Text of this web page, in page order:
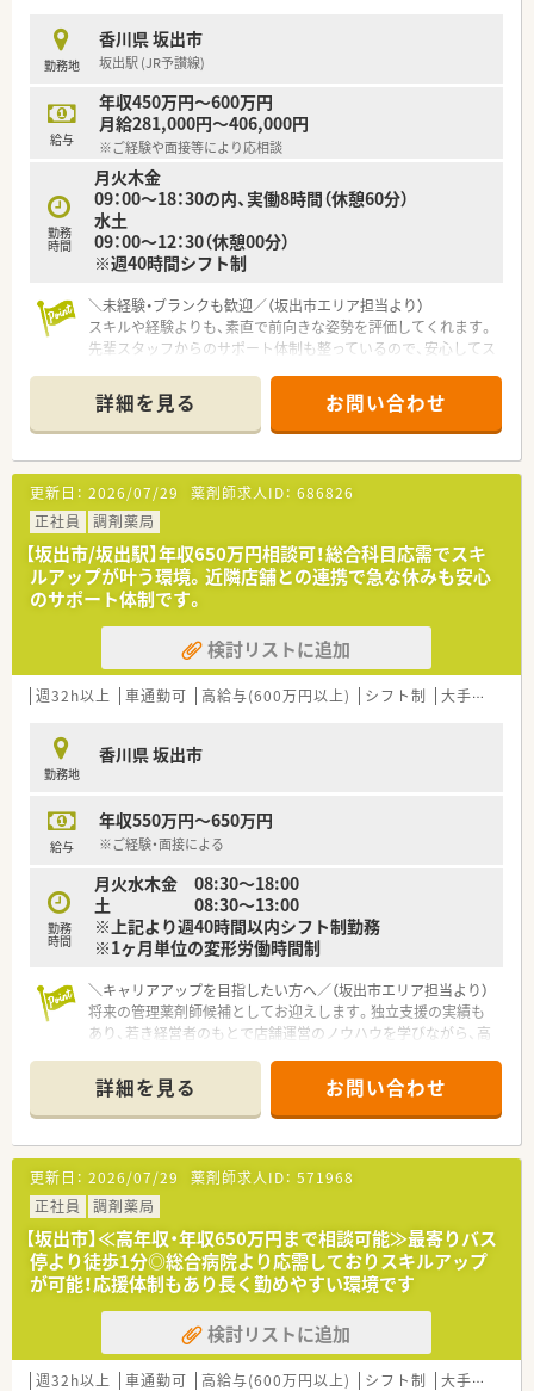
に向き合っており、スタッフの満足度も高い法人です。
【こんな取り組みをしています】
■患者様に選ばれる薬局を目指して、ただの説明に終始しない親
切で丁寧なコミュニケーションを徹底しています。
■自動練り機をはじめとする先進的な調剤設備を積極的に導入
し、薬剤師が投薬に集中できる環境を整えています。
■風通しの良い組織作りが徹底されており、経営陣に対して現場
からの意見や提案を伝えやすい環境が魅力です。
勤務地
香川県 坂出市
坂出駅 (JR予讃線)
給与
年収450万円～600万円
月給281,000円～406,000円
※ご経験や面接等により応相談
勤務
時間
月火木金
09：00～18：30の内、実働8時間（休憩60分）
水土
09：00～12：30（休憩00分）
※週40時間シフト制
＼未経験・ブランクも歓迎／（坂出市エリア担当より）
スキルや経験よりも、素直で前向きな姿勢を評価してくれます。
先輩スタッフからのサポート体制も整っているので、安心してス
＊------------------------------------------＊
【店舗情報と応需状況について】
■坂出駅から徒歩13分の立地にあり、通勤にはマイカーの利用
も可能で通いやすい環境が整っています。
■内科や消化器科などを中心に、1日に50枚から70枚程度の処方
箋を応需している地域密着型の店舗です。
■薬剤師は常時2名体制を確保しており、事務スタッフも2名在
籍しているため業務に集中できる環境です。
【法人特徴について】
■坂出市を中心に複数店舗を展開しており、地域に根差した医療
の提供を心掛けている安定した法人です。
■社長自らも現場に出ており、社員の声を直接聞き入れる風通し
の良さとアットホームな雰囲気が魅力です。
確保できる安定した給与水準となっています。
■これまでのご経験やスキルをしっかりと評価し、経験者の方で
■キャリアアップしてマネージャー職に就くことで、将来的には
年収700万円を目指すことも十分に可能です。
詳細を見る お問い合わせ
更新日： 2026/07/29 薬剤師求人ID： 686826
正社員
調剤薬局
【坂出市/坂出駅】年収650万円相談可！総合科目応需でスキ
ルアップが叶う環境。近隣店舗との連携で急な休みも安心
のサポート体制です。
検討リストに追加
週32h以上 車通勤可 高給与(600万円以上) シフト制 大手チェーン以外
勤務地
香川県 坂出市
給与
年収550万円～650万円
※ご経験・面接による
勤務
時間
月火水木金 08:30～18:00
土 08:30～13:00
※上記より週40時間以内シフト制勤務
※1ヶ月単位の変形労働時間制
＼キャリアアップを目指したい方へ／（坂出市エリア担当より）
将来の管理薬剤師候補としてお迎えします。独立支援の実績も
あり、若き経営者のもとで店舗運営のノウハウを学びながら、高
【店舗情報と応需状況について】
■最寄りのバス停から徒歩1分の好立地にあり、公共交通機関で
もマイカーでも、ライフスタイルに合わせた通勤が選択可能で
す。
■お洒落な戸建て住宅のような外観が特徴的な店舗で、落ち着い
たブラウンの外壁が地域の方々に親しまれる目印となっていま
す。
■坂出市立病院の門前に位置しており、1日あたり70枚から80枚
程度の多岐にわたる科目の処方箋を安定して受け付けていま
す。
【募集背景と求める人物像について】
■現在の管理薬剤師をラウンダーへと昇格させる組織改編に伴
い、次世代の店舗運営を担う管理薬剤師候補を新たに募集してい
詳細を見る お問い合わせ
更新日： 2026/07/29 薬剤師求人ID： 571968
正社員
調剤薬局
【坂出市】≪高年収・年収650万円まで相談可能≫最寄りバス
停より徒歩1分◎総合病院より応需しておりスキルアップ
が可能！応援体制もあり長く勤めやすい環境です
検討リストに追加
週32h以上 車通勤可 高給与(600万円以上) シフト制 大手チェーン以外